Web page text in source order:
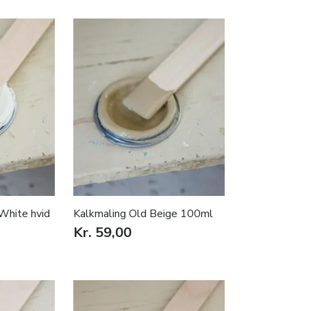
hvid
Kalkmaling Old Beige 100ml
Kr. 59,00